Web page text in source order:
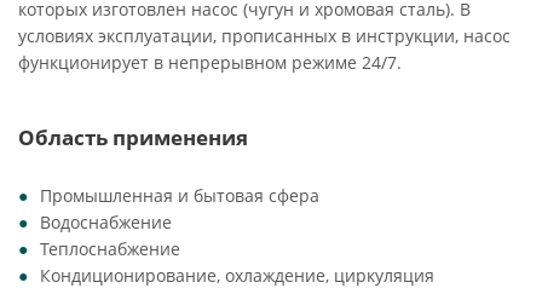
которых изготовлен насос (чугун и хромовая сталь). В
условиях эксплуатации, прописанных в инструкции, насос
функционирует в непрерывном режиме 24/7.
Область применения
Промышленная и бытовая сфера
Водоснабжение
Теплоснабжение
Кондиционирование, охлаждение, циркуляция